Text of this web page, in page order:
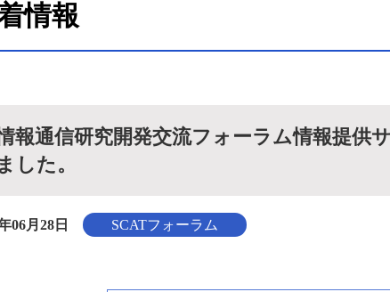
情報
報通信研究開発交流フォーラム情報提供
ました。
06月28日 SCATフォーラム